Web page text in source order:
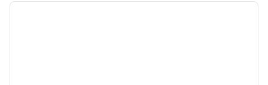
1/12
次の